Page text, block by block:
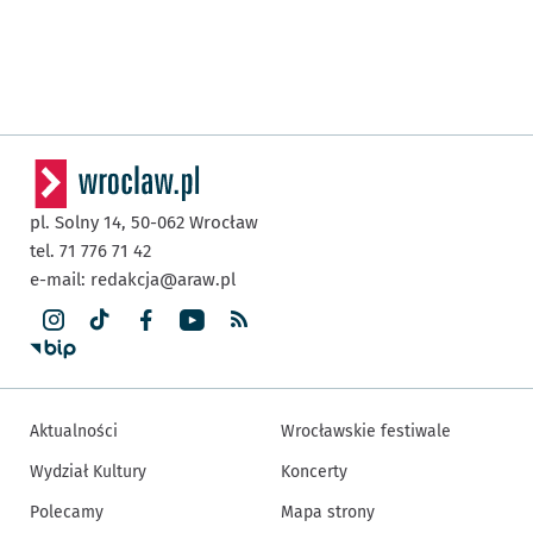
pl. Solny 14, 50-062 Wrocław
tel. 71 776 71 42
e-mail: redakcja@araw.pl
Aktualności
Wydział Kultury
Polecamy
Wrocławskie festiwale
Koncerty
Mapa strony